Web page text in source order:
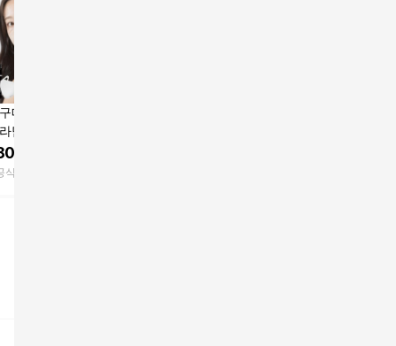
매 40매 / 10매
담기] 미마마스
KF80 미세먼
보건용마스크 /
몰